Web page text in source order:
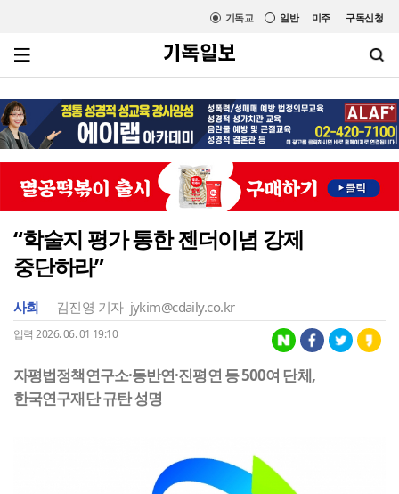
미주 구독신청
일반
기독교
“학술지 평가 통한 젠더이념 강제
중단하라”
사회 김진영 기자 jykim@cdaily.co.kr
입력 2026. 06. 01 19:10
자평법정책연구소·동반연·진평연 등 500여 단체,
한국연구재단 규탄 성명